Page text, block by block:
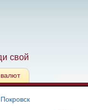
свой
Покровск